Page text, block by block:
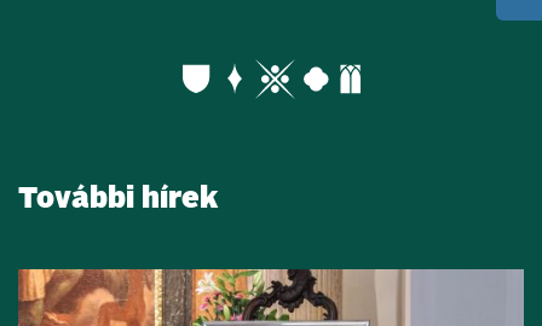
További hírek